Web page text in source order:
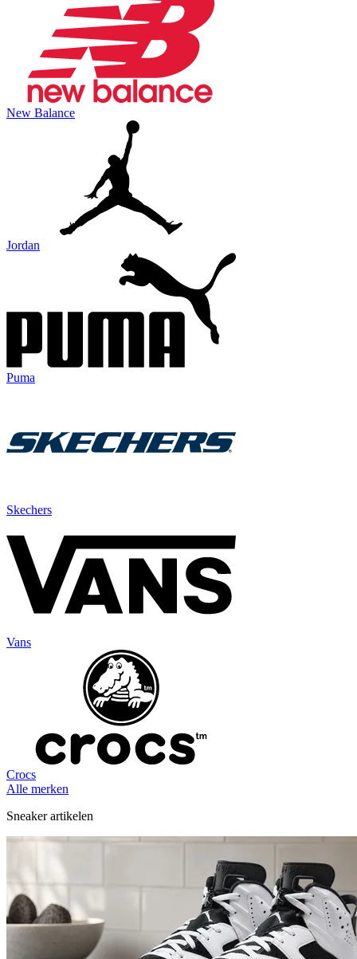
New Balance
Jordan
Puma
Skechers
Vans
Crocs
Alle merken
Sneaker artikelen